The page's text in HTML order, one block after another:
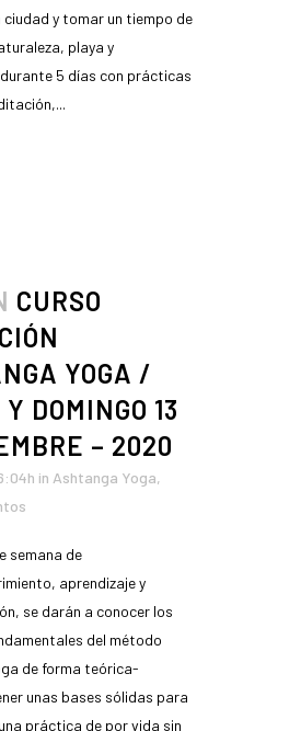
ciudad y tomar un tiempo de
playa y
5 días con prácticas
CURSO
YOGA /
DOMINGO 13
– 2020
in Ashtanga Yoga,
semana de
aprendizaje y
se darán a conocer los
del método
de forma teórica-
unas bases sólidas para
práctica de por vida sin